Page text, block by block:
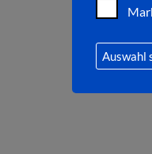
Auswahl